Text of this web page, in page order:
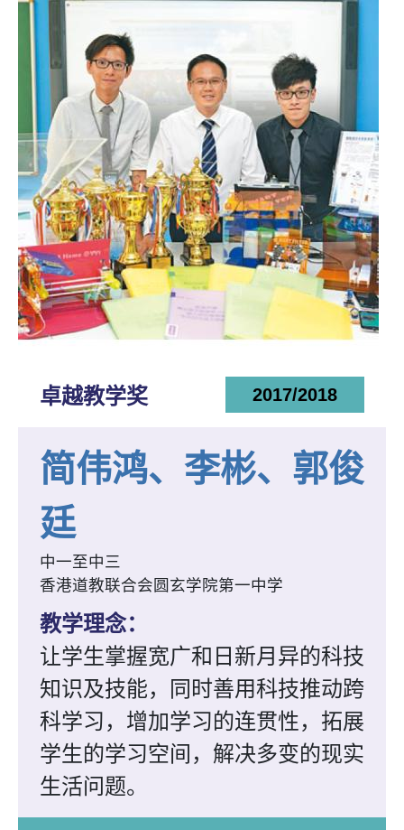
卓越教学奖 2017/2018
简伟鸿、李彬、郭俊
廷
中一至中三
香港道教联合会圆玄学院第一中学
教学理念：
让学生掌握宽广和日新月异的科技
知识及技能，同时善用科技推动跨
科学习，增加学习的连贯性，拓展
学生的学习空间，解决多变的现实
生活问题。